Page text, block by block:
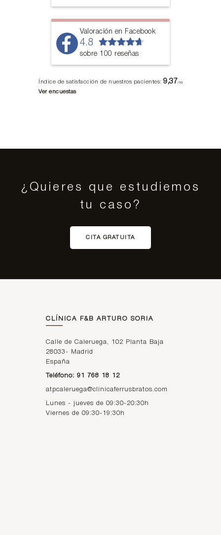
Valoración en Facebook
4.8
sobre 100 reseñas
Índice de satisfacción de nuestros pacientes:9,37/10
Ver encuestas
¿Quieres que estudiemos
tu caso?
CITA GRATUITA
CLÍNICA F&B ARTURO SORIA
Calle de Caleruega, 102 Planta Baja
28033-
Madrid
España
Teléfono: 91 768 18 12
atpcaleruega@clinicaferrusbratos.com
Lunes - jueves de 09:30-20:30h
Viernes de 09:30-19:30h